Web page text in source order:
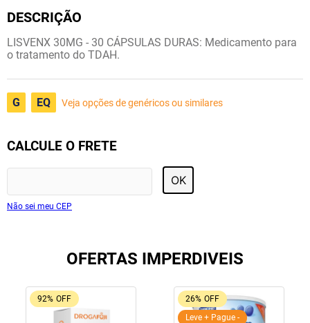
LISVENX 30MG - 30 CÁPSULAS DURAS: Medicamento para
o tratamento do TDAH.
G EQ Veja opções de genéricos ou similares
CALCULE O FRETE
OK
Não sei meu CEP
OFERTAS IMPERDIVEIS
92% OFF 26% OFF
Leve + Pague -